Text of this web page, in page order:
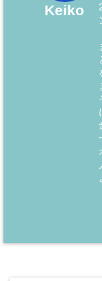
Keiko